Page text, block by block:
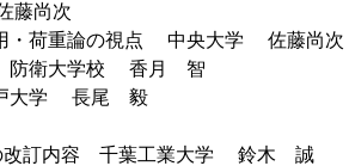
藤尚次
・荷重論の視点 中央大学 佐藤尚次
防衛大学校 香月 智
大学 長尾 毅
改訂内容 千葉工業大学 鈴木 誠